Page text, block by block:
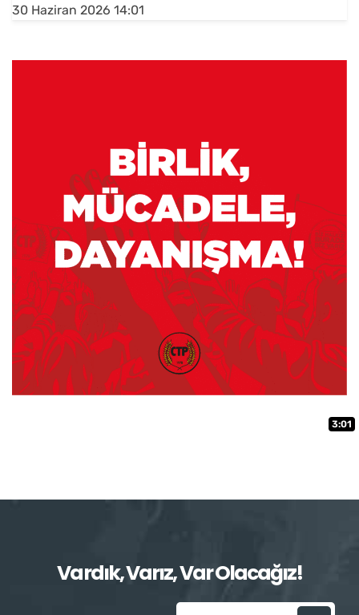
3:01
30 Haziran 2026 14:01
Vardık, Varız, Var Olacağız!